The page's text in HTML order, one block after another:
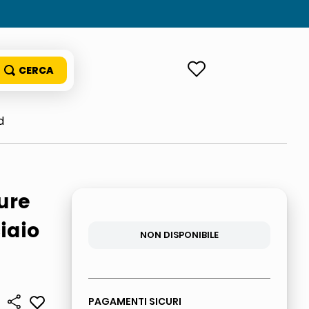
NON DISPONIBILE
PAGAMENTI SICURI